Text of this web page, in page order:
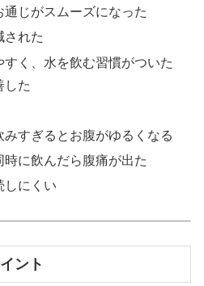
じがスムーズになった
された
すく、水を飲む習慣がついた
した
すぎるとお腹がゆるくなる
に飲んだら腹痛が出た
しにくい
ント